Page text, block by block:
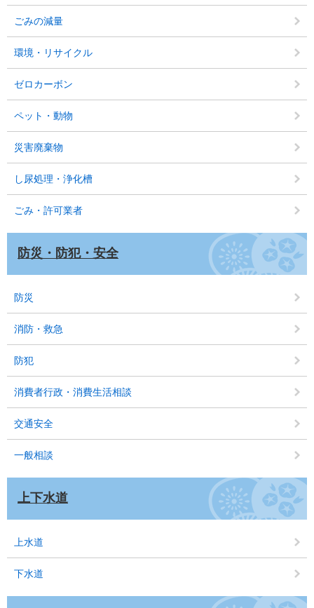
ごみの減量
環境・リサイクル
ゼロカーボン
ペット・動物
災害廃棄物
し尿処理・浄化槽
ごみ・許可業者
防災・防犯・安全
防災
消防・救急
防犯
消費者行政・消費生活相談
交通安全
一般相談
上下水道
上水道
下水道